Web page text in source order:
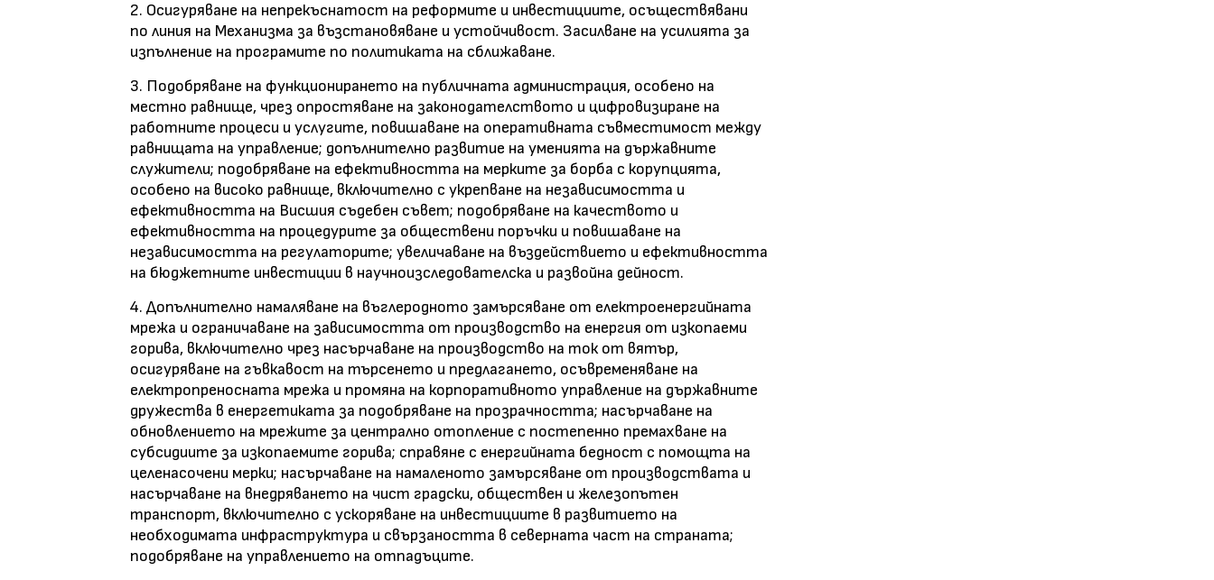
2. Осигуряване на непрекъснатост на реформите и инвестициите, осъществявани
по линия на Механизма за възстановяване и устойчивост. Засилване на усилията за
изпълнение на програмите по политиката на сближаване.
3. Подобряване на функционирането на публичната администрация, особено на
местно равнище, чрез опростяване на законодателството и цифровизиране на
работните процеси и услугите, повишаване на оперативната съвместимост между
равнищата на управление; допълнително развитие на уменията на държавните
служители; подобряване на ефективността на мерките за борба с корупцията,
особено на високо равнище, включително с укрепване на независимостта и
ефективността на Висшия съдебен съвет; подобряване на качеството и
ефективността на процедурите за обществени поръчки и повишаване на
независимостта на регулаторите; увеличаване на въздействието и ефективността
на бюджетните инвестиции в научноизследователска и развойна дейност.
4. Допълнително намаляване на въглеродното замърсяване от електроенергийната
мрежа и ограничаване на зависимостта от производство на енергия от изкопаеми
горива, включително чрез насърчаване на производство на ток от вятър,
осигуряване на гъвкавост на търсенето и предлагането, осъвременяване на
електропреносната мрежа и промяна на корпоративното управление на държавните
дружества в енергетиката за подобряване на прозрачността; насърчаване на
обновлението на мрежите за централно отопление с постепенно премахване на
субсидиите за изкопаемите горива; справяне с енергийната бедност с помощта на
целенасочени мерки; насърчаване на намаленото замърсяване от производствата и
насърчаване на внедряването на чист градски, обществен и железопътен
транспорт, включително с ускоряване на инвестициите в развитието на
необходимата инфраструктура и свързаността в северната част на страната;
подобряване на управлението на отпадъците.